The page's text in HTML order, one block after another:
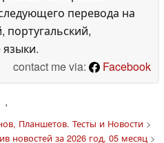
перевода на
португальский,
языки.
contact me via:
Facebook
'
Планшетов. Тесты и Новости>
новостей за 2026 год, 05 месяц >